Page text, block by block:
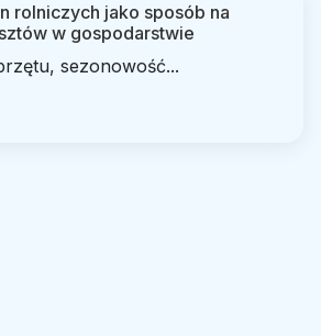
rolniczych jako sposób na
w gospodarstwie
sezonowość...